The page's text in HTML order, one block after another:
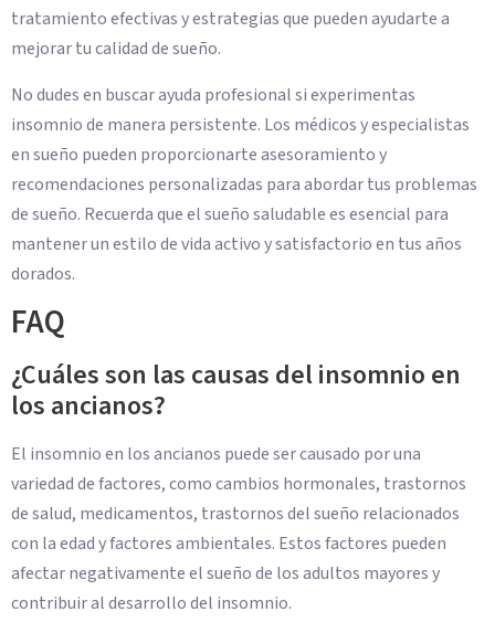
tratamiento efectivas y estrategias que pueden ayudarte a
mejorar tu calidad de sueño.
No dudes en buscar ayuda profesional si experimentas
insomnio de manera persistente. Los médicos y especialistas
en sueño pueden proporcionarte asesoramiento y
recomendaciones personalizadas para abordar tus problemas
de sueño. Recuerda que el sueño saludable es esencial para
mantener un estilo de vida activo y satisfactorio en tus años
dorados.
FAQ
¿Cuáles son las causas del insomnio en
los ancianos?
El insomnio en los ancianos puede ser causado por una
variedad de factores, como cambios hormonales, trastornos
de salud, medicamentos, trastornos del sueño relacionados
con la edad y factores ambientales. Estos factores pueden
afectar negativamente el sueño de los adultos mayores y
contribuir al desarrollo del insomnio.